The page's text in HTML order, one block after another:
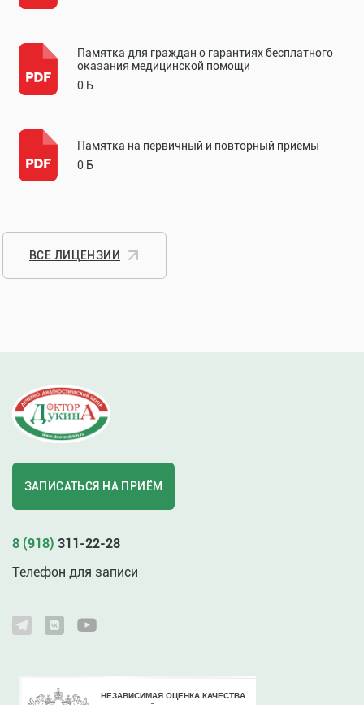
Памятка для граждан о гарантиях бесплатного
оказания медицинской помощи
0 Б
Памятка на первичный и повторный приёмы
0 Б
ВСЕ ЛИЦЕНЗИИ
ЗАПИСАТЬСЯ НА ПРИЁМ
8 (918) 311-22-28
Телефон для записи